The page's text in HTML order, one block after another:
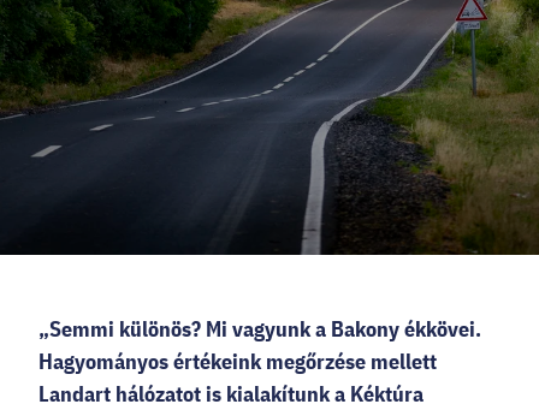
KARRIER
Twitter
EN
„Semmi különös? Mi vagyunk a Bakony ékkövei.
Hagyományos értékeink megőrzése mellett
Landart hálózatot is kialakítunk a Kéktúra